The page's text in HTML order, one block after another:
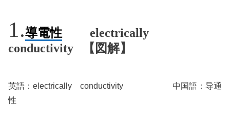
導電性 electrically
conductivity 【図解】
英語：electrically conductivity 中国語：导通
性